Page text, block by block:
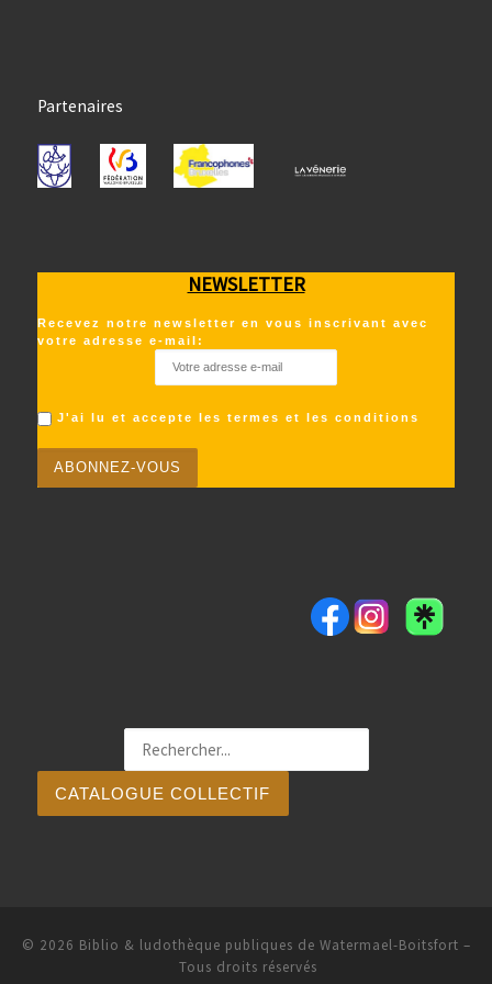
Partenaires
NEWSLETTER
Recevez notre newsletter en vous inscrivant avec
votre adresse e-mail:
J'ai lu et accepte les termes et les conditions
CATALOGUE COLLECTIF
© 2026 Biblio & ludothèque publiques de Watermael-Boitsfort –
Tous droits réservés